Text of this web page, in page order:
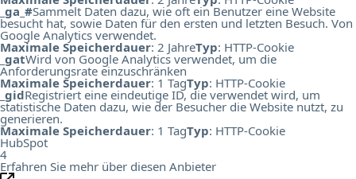
_ga_#Sammelt Daten dazu, wie oft ein Benutzer eine Website
besucht hat, sowie Daten für den ersten und letzten Besuch. Von
Google Analytics verwendet.
Maximale Speicherdauer: 2 JahreTyp: HTTP-Cookie
_gatWird von Google Analytics verwendet, um die
Anforderungsrate einzuschränken
Maximale Speicherdauer: 1 TagTyp: HTTP-Cookie
_gidRegistriert eine eindeutige ID, die verwendet wird, um
statistische Daten dazu, wie der Besucher die Website nutzt, zu
generieren.
Maximale Speicherdauer: 1 TagTyp: HTTP-Cookie
HubSpot
4
Erfahren Sie mehr über diesen Anbieter